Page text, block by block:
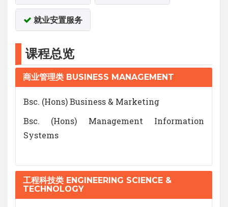
就业安置服务
课程总览
商业管理类 BUSINESS MANAGEMENT
Bsc. (Hons) Business & Marketing
Bsc. (Hons) Management Information
Systems
工程科技类 ENGINEERING SCIENCE &
TECHNOLOGY